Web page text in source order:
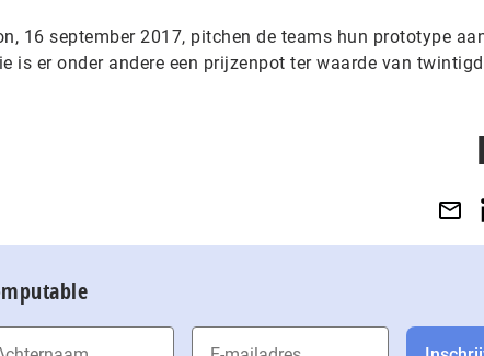
16 september 2017, pitchen de teams hun prototype
is er onder andere een prijzenpot ter waarde van